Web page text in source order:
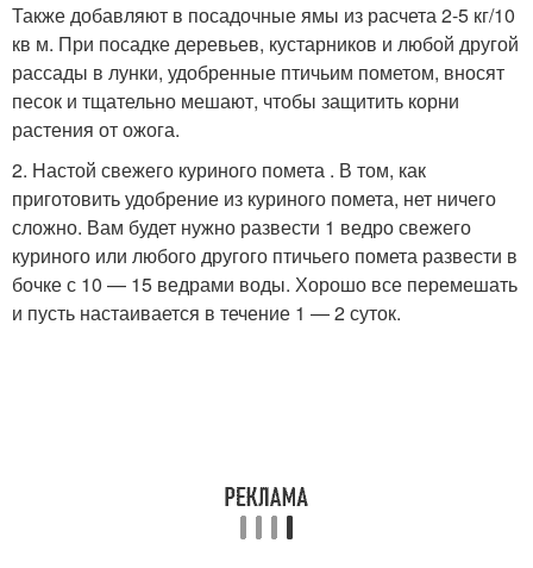
Также добавляют в посадочные ямы из расчета 2-5 кг/10
кв м. При посадке деревьев, кустарников и любой другой
рассады в лунки, удобренные птичьим пометом, вносят
песок и тщательно мешают, чтобы защитить корни
растения от ожога.
2. Настой свежего куриного помета . В том, как
приготовить удобрение из куриного помета, нет ничего
сложно. Вам будет нужно развести 1 ведро свежего
куриного или любого другого птичьего помета развести в
бочке с 10 — 15 ведрами воды. Хорошо все перемешать
и пусть настаивается в течение 1 — 2 суток.